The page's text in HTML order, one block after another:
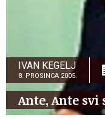
IVAN KEGELJ
8. PROSINCA 2005.
Ante, Ante svi